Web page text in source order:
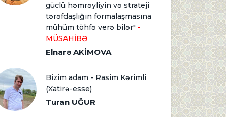
güclü həmrəyliyin və strateji
tərəfdaşlığın formalaşmasına
mühüm töhfə verə bilər" -
MÜSAHİBƏ
Elnarə AKİMOVA
Bizim adam - Rasim Kərimli
(Xatirə-esse)
Turan UĞUR